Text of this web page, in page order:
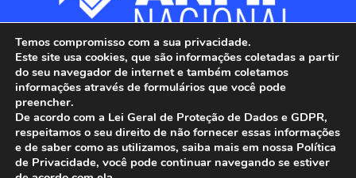
ANFIP - Associação Nacional dos Auditores
Temos compromisso com a sua privacidade.
Este site usa cookies, que são informações coletadas a partir
do seu navegador de internet e também coletamos
informações através de formulários que você pode
preencher.
De acordo com a Lei Geral de Proteção de Dados e GDPR,
respeitamos o seu direito de não fornecer essas informações
e de saber como as utilizamos, saiba mais em nossa Política
de Privacidade, você pode continuar navegando se estiver